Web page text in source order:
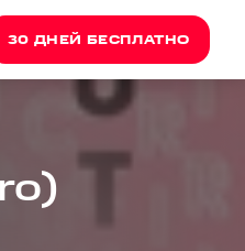
30 ДНЕЙ БЕСПЛАТНО